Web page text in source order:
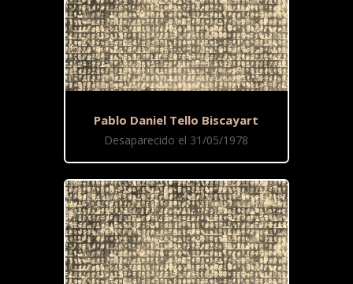
Pablo Daniel Tello Biscayart
Desaparecido el 31/05/1978